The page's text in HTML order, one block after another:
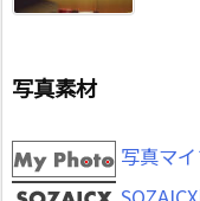
写真素材
写真マ